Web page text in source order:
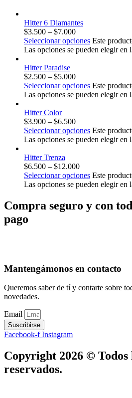
Hitter 6 Diamantes
$3.500 – $7.000
Seleccionar opciones Este
Las opciones se pueden elegir en
Hitter Paradise
$2.500 – $5.000
Seleccionar opciones Este
Las opciones se pueden elegir en
Hitter Color
$3.900 – $6.500
Seleccionar opciones Este
Las opciones se pueden elegir en
Hitter Trenza
$6.500 – $12.000
Seleccionar opciones Este
Las opciones se pueden elegir en
Compra seguro y con
pago
Mantengámonos en contacto
Queremos saber de tí y contarte sobre
novedades.
Email
Suscribirse
Facebook-f Instagram
Copyright 2026 © Todos
reservados.